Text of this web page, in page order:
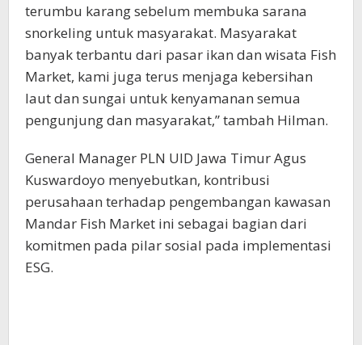
terumbu karang sebelum membuka sarana
snorkeling untuk masyarakat. Masyarakat
banyak terbantu dari pasar ikan dan wisata Fish
Market, kami juga terus menjaga kebersihan
laut dan sungai untuk kenyamanan semua
pengunjung dan masyarakat,” tambah Hilman.
General Manager PLN UID Jawa Timur Agus
Kuswardoyo menyebutkan, kontribusi
perusahaan terhadap pengembangan kawasan
Mandar Fish Market ini sebagai bagian dari
komitmen pada pilar sosial pada implementasi
ESG.